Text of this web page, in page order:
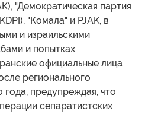
"Демократическая партия
"Комала" и PJAK, в
и израильскими
и попытках
официальные лица
регионального
года, предупреждая, что
сепаратистских